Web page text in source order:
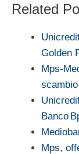
Related
Golden
Mps-
scambio
Banco
Mps,